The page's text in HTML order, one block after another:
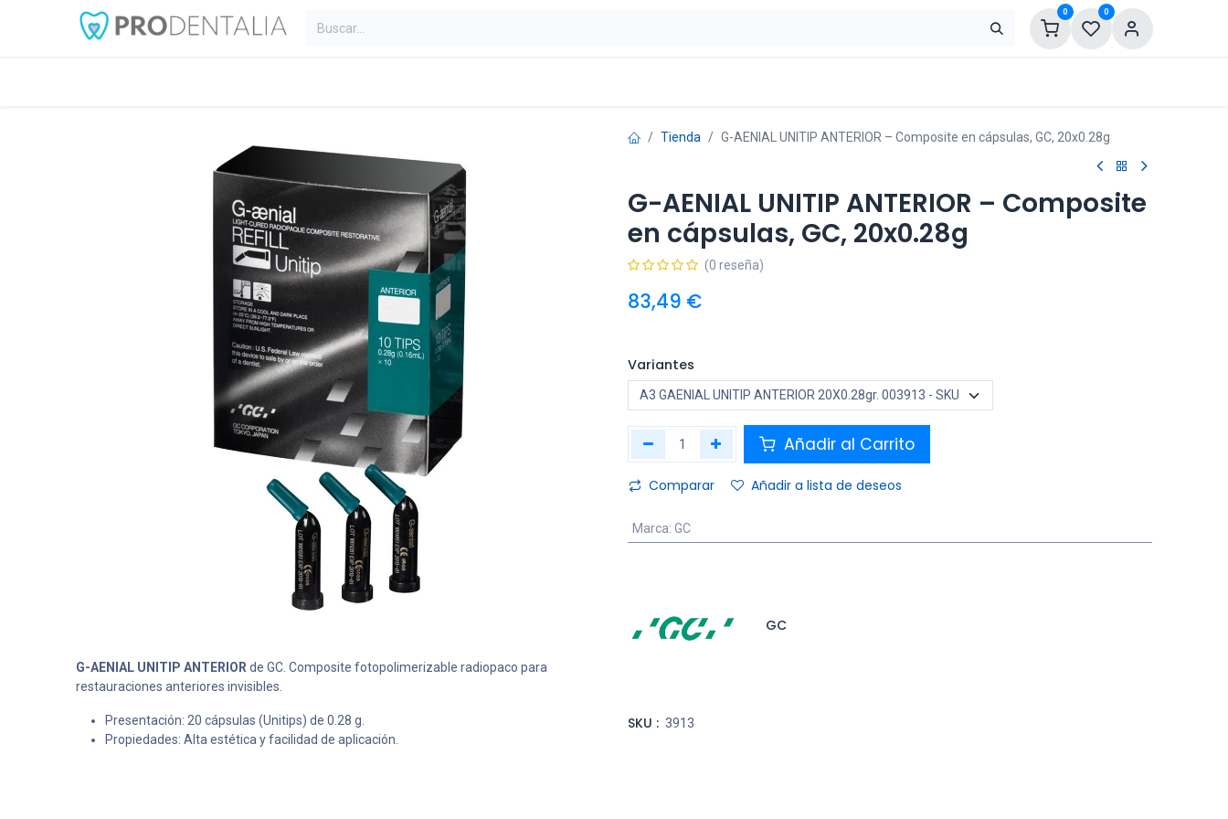
0 0
G-AENIAL UNITIP ANTERIOR de GC. Composite fotopolimerizable radiopaco para
restauraciones anteriores invisibles.
Presentación: 20 cápsulas (Unitips) de 0.28 g.
Propiedades: Alta estética y facilidad de aplicación.
Tienda G-AENIAL UNITIP ANTERIOR – Composite en cápsulas, GC, 20x0.28g
G-AENIAL UNITIP ANTERIOR – Composite
en cápsulas, GC, 20x0.28g
(0 reseña)
83,49 €
Variantes
Añadir al Carrito
Comparar Añadir a lista de deseos
Marca: GC
GC
SKU : 3913